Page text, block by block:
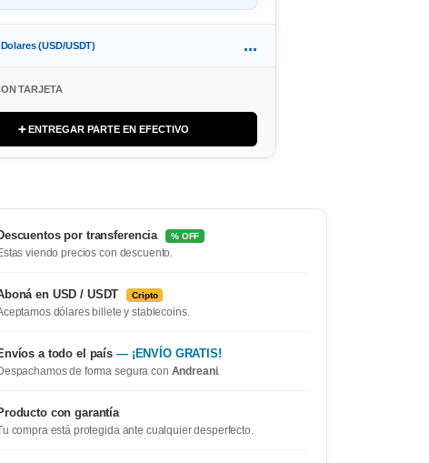
(USD/USDT) ...
TARJETA
➕ ENTREGAR PARTE EN EFECTIVO
por transferencia % OFF
viendo precios con descuento.
en USD / USDT Cripto
dólares billete y stablecoins.
a todo el país — ¡ENVÍO GRATIS!
de forma segura con Andreani.
con garantía
compra está protegida ante cualquier desperfecto.